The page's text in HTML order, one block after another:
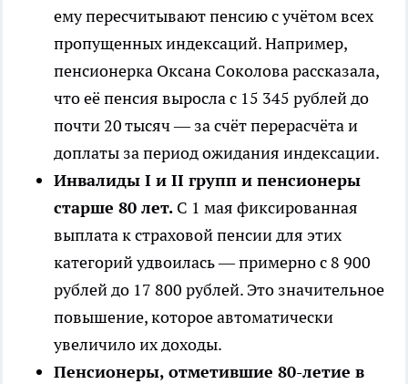
ему пересчитывают пенсию с учётом всех
пропущенных индексаций. Например,
пенсионерка Оксана Соколова рассказала,
что её пенсия выросла с 15 345 рублей до
почти 20 тысяч — за счёт перерасчёта и
доплаты за период ожидания индексации.
Инвалиды I и II групп и пенсионеры
старше 80 лет. С 1 мая фиксированная
выплата к страховой пенсии для этих
категорий удвоилась — примерно с 8 900
рублей до 17 800 рублей. Это значительное
повышение, которое автоматически
увеличило их доходы.
Пенсионеры, отметившие 80-летие в